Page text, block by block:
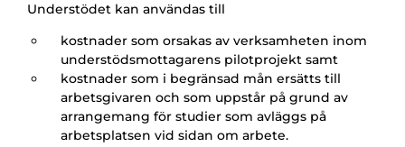
Understödet kan användas till
kostnader som orsakas av verksamheten inom
understödsmottagarens pilotprojekt samt
kostnader som i begränsad mån ersätts till
arbetsgivaren och som uppstår på grund av
arrangemang för studier som avläggs på
arbetsplatsen vid sidan om arbete.